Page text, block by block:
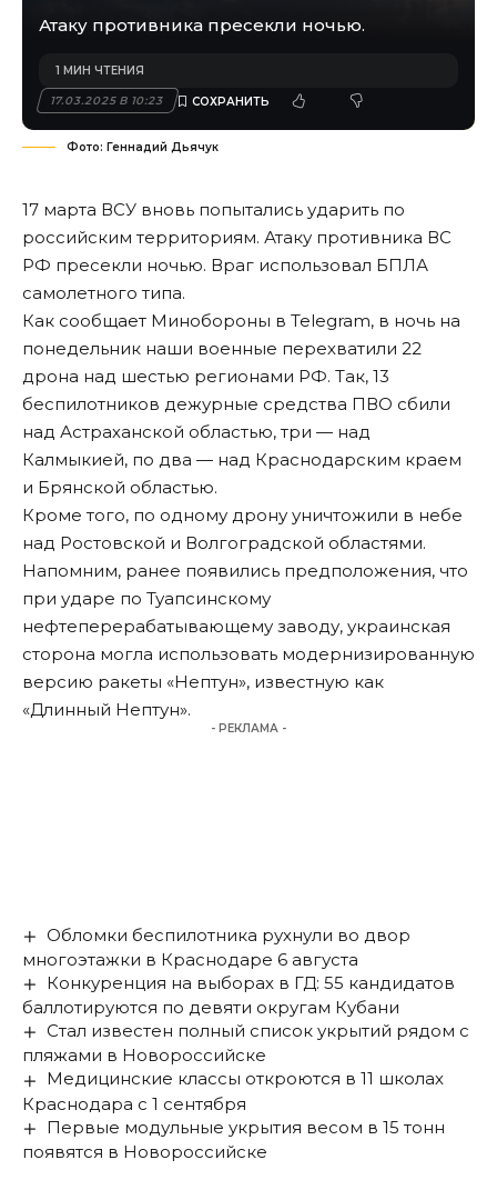
Атаку противника пресекли ночью.
17.03.2025 В 10:23
1 МИН ЧТЕНИЯ
Фото: Геннадий Дьячук
17 марта ВСУ вновь попытались ударить по
российским территориям. Атаку противника ВС
РФ пресекли ночью. Враг использовал БПЛА
самолетного типа.
Как сообщает Минобороны в Telegram, в ночь на
понедельник наши военные перехватили 22
дрона над шестью регионами РФ. Так, 13
беспилотников дежурные средства ПВО сбили
над Астраханской областью, три — над
Калмыкией, по два — над Краснодарским краем
и Брянской областью.
Кроме того, по одному дрону уничтожили в небе
над Ростовской и Волгоградской областями.
Напомним, ранее появились предположения, что
при ударе по Туапсинскому
нефтеперерабатывающему заводу, украинская
сторона могла использовать модернизированную
версию ракеты «Нептун», известную как
«Длинный Нептун».
- РЕКЛАМА -
Обломки беспилотника рухнули во двор
многоэтажки в Краснодаре 6 августа
Конкуренция на выборах в ГД: 55 кандидатов
баллотируются по девяти округам Кубани
Стал известен полный список укрытий рядом с
пляжами в Новороссийске
Медицинские классы откроются в 11 школах
Краснодара с 1 сентября
Первые модульные укрытия весом в 15 тонн
появятся в Новороссийске